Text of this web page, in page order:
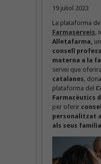
19 juliol 2023
La plataforma de
Farmaserveis
Alletafarma, un
consell
materna a la
servei que
catalanes ,
plataforma del
Farmacèutics
per oferir
personalitzat
als seus